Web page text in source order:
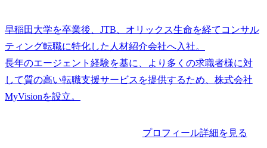
早稲田大学を卒業後、JTB、オリックス生命を経てコンサル
ティング転職に特化した人材紹介会社へ入社。
長年のエージェント経験を基に、より多くの求職者様に対
して質の高い転職支援サービスを提供するため、株式会社
プロフィール詳細を見る